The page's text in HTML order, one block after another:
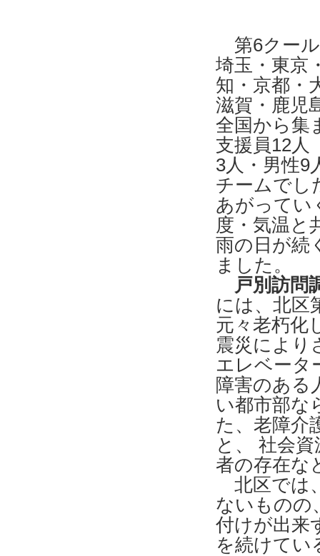
第6クー
埼玉・東京
知・京都・
滋賀・鹿児
全国から集
支援員12人
3人・男性9
チームでし
あがってい
度・気温と
雨の日が続
ました。
戸別訪問
には、北区
元々老朽化
震災により
エレベータ
障害のある
い都市部な
た、老障介
と、 社会
者の存在な
北区では
ないものの
付けが出来
を続けてい